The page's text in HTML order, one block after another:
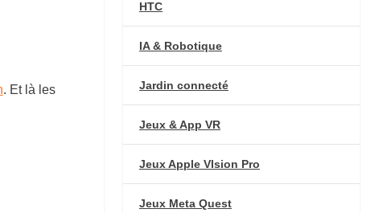
. Et là les
HTC
IA & Robotique
Jardin connecté
Jeux & App VR
Jeux Apple VIsion Pro
Jeux Meta Quest